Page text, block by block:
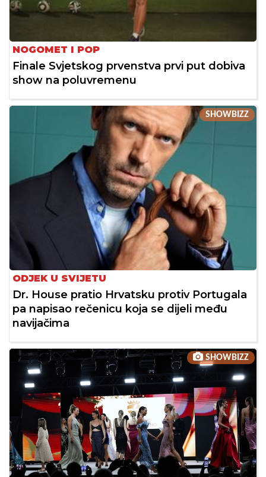
NOGOMET I POP
Finale Svjetskog prvenstva prvi put dobiva
show na poluvremenu
SHOWBIZZ
ODJEK U SVIJETU
Dr. House pratio Hrvatsku protiv Portugala
pa napisao rečenicu koja se dijeli među
navijačima
SHOWBIZZ